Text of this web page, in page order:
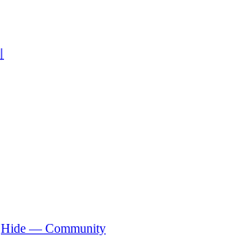
Hide — Community